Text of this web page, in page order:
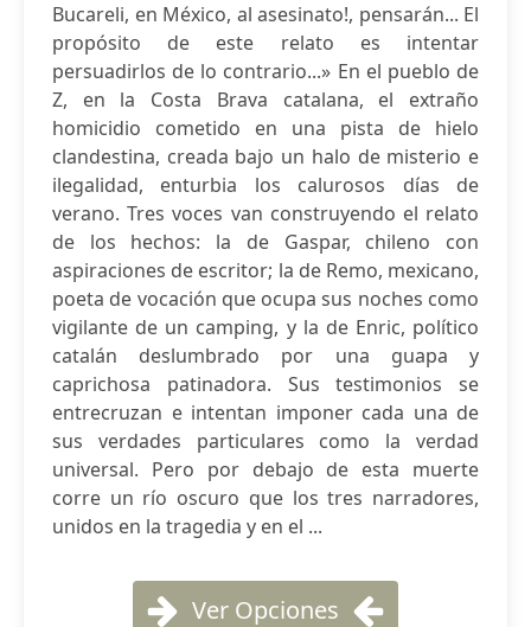
Bucareli, en México, al asesinato!, pensarán... El
propósito de este relato es intentar
persuadirlos de lo contrario...» En el pueblo de
Z, en la Costa Brava catalana, el extraño
homicidio cometido en una pista de hielo
clandestina, creada bajo un halo de misterio e
ilegalidad, enturbia los calurosos días de
verano. Tres voces van construyendo el relato
de los hechos: la de Gaspar, chileno con
aspiraciones de escritor; la de Remo, mexicano,
poeta de vocación que ocupa sus noches como
vigilante de un camping, y la de Enric, político
catalán deslumbrado por una guapa y
caprichosa patinadora. Sus testimonios se
entrecruzan e intentan imponer cada una de
sus verdades particulares como la verdad
universal. Pero por debajo de esta muerte
corre un río oscuro que los tres narradores,
unidos en la tragedia y en el ...
Ver Opciones